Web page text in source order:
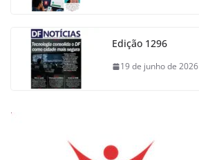
Edição 1296
19 de junho de 2026